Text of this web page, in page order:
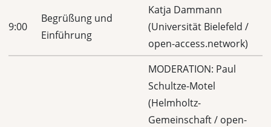
9:00
Begrüßung und
Einführung
Katja Dammann
(Universität Bielefeld /
open-access.network)
MODERATION: Paul
Schultze-Motel
(Helmholtz-
Gemeinschaft / open-